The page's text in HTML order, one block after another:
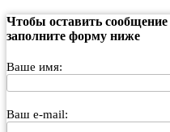
Чтобы оставить
заполните форму ниже
Ваше имя:
Ваш e-mail: